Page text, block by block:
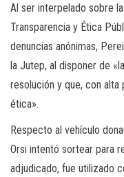
Al ser interpelado sobre
Transparencia y Ética
denuncias anónimas,
la Jutep, al disponer de
resolución y que, con alta
ética».
Respecto al vehículo
Orsi intentó sortear para
adjudicado, fue utilizado